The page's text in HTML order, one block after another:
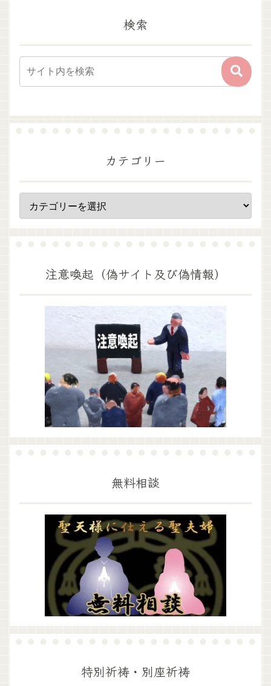
検索
カテゴリー
注意喚起（偽サイト及び偽情報）
無料相談
特別祈祷・別座祈祷